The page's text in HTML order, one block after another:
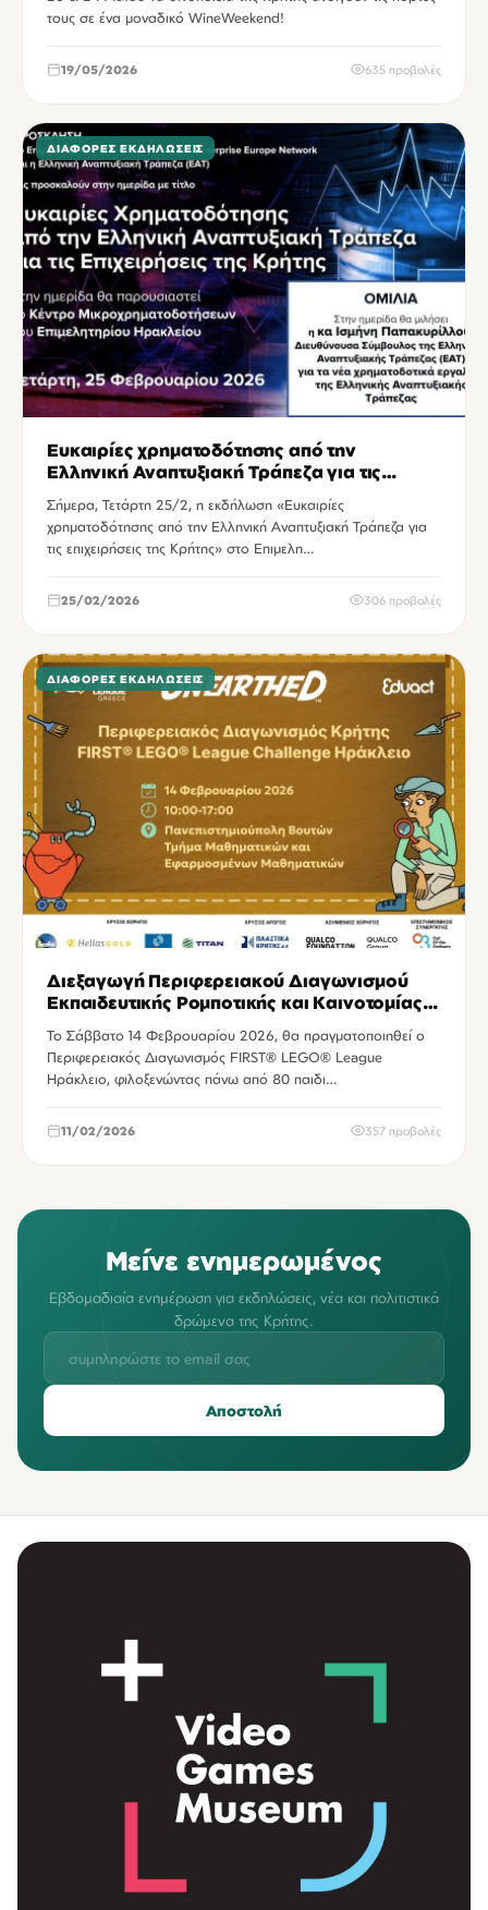
τους σε ένα μοναδικό WineWeekend!
19/05/2026 635 προβολές
ΔΙΆΦΟΡΕΣ ΕΚΔΗΛΏΣΕΙΣ
Ευκαιρίες χρηματοδότησης από την
Ελληνική Αναπτυξιακή Τράπεζα για τις
επιχειρήσεις της Κρήτης
Σήμερα, Τετάρτη 25/2, η εκδήλωση «Ευκαιρίες
χρηματοδότησης από την Ελληνική Αναπτυξιακή Τράπεζα για
τις επιχειρήσεις της Κρήτης» στο Επιμελη…
25/02/2026 306 προβολές
ΔΙΆΦΟΡΕΣ ΕΚΔΗΛΏΣΕΙΣ
Διεξαγωγή Περιφερειακού Διαγωνισμού
Εκπαιδευτικής Ρομποτικής και Καινοτομίας
FIRST® LEGO® League Ηράκλειο
Το Σάββατο 14 Φεβρουαρίου 2026, θα πραγματοποιηθεί ο
Περιφερειακός Διαγωνισμός FIRST® LEGO® League
Ηράκλειο, φιλοξενώντας πάνω από 80 παιδι…
11/02/2026 357 προβολές
Μείνε ενημερωμένος
Εβδομαδιαία ενημέρωση για εκδηλώσεις, νέα και πολιτιστικά
δρώμενα της Κρήτης.
Αποστολή